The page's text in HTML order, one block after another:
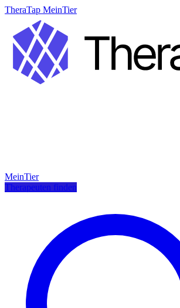
TheraTap MeinTier
MeinTier
Therapeuten finden